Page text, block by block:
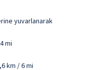
yuvarlanarak
mi
km / 6 mi